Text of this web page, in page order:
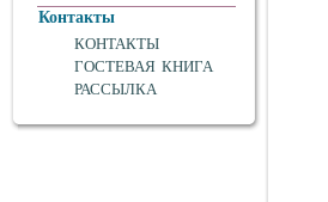
Контакты
КОНТАКТЫ
ГОСТЕВАЯ КНИГА
РАССЫЛКА